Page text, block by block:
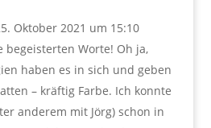
Oktober 2021 um 15:10
begeisterten Worte! Oh ja,
haben es in sich und geben
– kräftig Farbe. Ich konnte
anderem mit Jörg) schon in